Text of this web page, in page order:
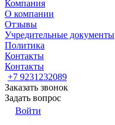
Компания
О компании
Отзывы
Учредительные документы
Политика
Контакты
Контакты
+7 9231232089
Заказать звонок
Задать вопрос
Войти